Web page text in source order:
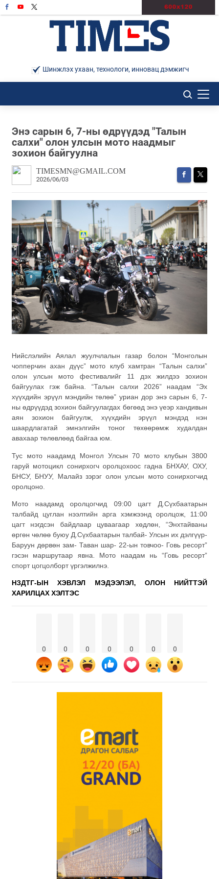
Шинжлэх ухаан, технологи, инновац дэмжигч
Энэ сарын 6, 7-ны өдрүүдэд "Талын
салхи" олон улсын мото наадмыг
зохион байгуулна
TIMESMN@GMAIL.COM
2026/06/03
Нийслэлийн Аялал жуулчлалын газар болон “Монголын
чопперчин ахан дүүс” мото клуб хамтран “Талын салхи”
олон улсын мото фестивалийг 11 дэх жилдээ зохион
байгуулах гэж байна. “Талын салхи 2026” наадам “Эх
хүүхдийн эрүүл мэндийн төлөө” уриан дор энэ сарын 6, 7-
ны өдрүүдэд зохион байгуулагдах бөгөөд энэ үеэр хандивын
аян зохион байгуулж, хүүхдийн эрүүл мэндэд нэн
шаардлагатай эмнэлгийн тоног төхөөрөмж худалдан
авахаар төлөвлөөд байгаа юм.
Тус мото наадамд Монгол Улсын 70 мото клубын 3800
гаруй мотоцикл сонирхогч оролцохоос гадна БНХАУ, ОХУ,
БНСУ, БНУУ, Малайз зэрэг олон улсын мото сонирхогчид
оролцоно.
Мото наадамд оролцогчид 09:00 цагт Д.Сүхбаатарын
талбайд цуглан нээлтийн арга хэмжээнд оролцож, 11:00
цагт нэгдсэн байдлаар цуваагаар хөдлөн, “Энхтайваны
өргөн чөлөө буюу Д.Сүхбаатарын талбай- Улсын их дэлгүүр-
Баруун дөрвөн зам- Таван шар- 22-ын товчоо- Говь ресорт”
гэсэн маршрутаар явна. Мото наадам нь “Говь ресорт”
спорт цогцолборт үргэлжилнэ.
НЗДТГ-ЫН ХЭВЛЭЛ МЭДЭЭЛЭЛ, ОЛОН НИЙТТЭЙ
ХАРИЛЦАХ ХЭЛТЭС
0 0 0 0 0 0 0